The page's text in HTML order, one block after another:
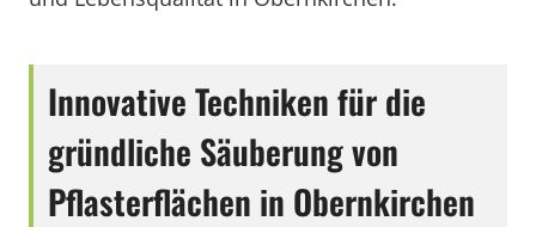
Innovative Techniken für die
gründliche Säuberung von
Pflasterflächen in Obernkirchen